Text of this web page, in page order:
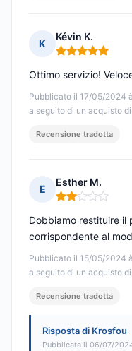
K
Kévin K.
Nota: 5 su 5
Pubblicato il 17/05/2024
a seguito di un acquisto
Ottimo servizio!
Recensione tradotta
E
Esther M.
Nota: 2 su 5
Pubblicato il 15/05/2024
a seguito di un acquisto
Dobbiamo restituire il
corrispondente al
Recensione tradotta
Risposta di Krosfou
Pubblicata il 06/07/